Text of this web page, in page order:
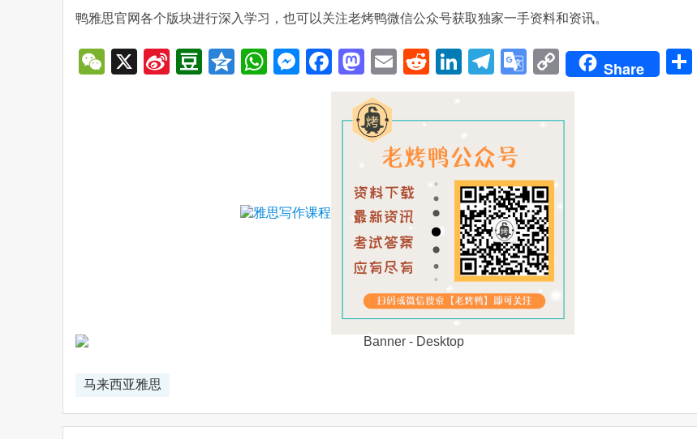
鸭雅思官网各个版块进行深入学习，也可以关注老烤鸭微信公众号获取独家一手资料和资讯。
WeChat
X
SinaDouban
QzoneWhatsApp
Messenger
Facebook
Mastodon
EmailRedditLinkedIn
Telegram
Google
CopyShare
马来西亚雅思